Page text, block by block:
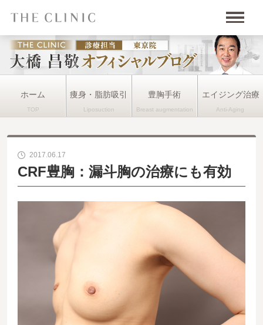
ホーム 痩身・脂肪吸引 豊胸手術 エイジング治療
2017.06.17
CRF豊胸：漏斗胸の治療にも有効